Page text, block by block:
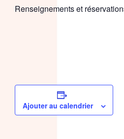
Renseignements et
Ajouter au calendrier